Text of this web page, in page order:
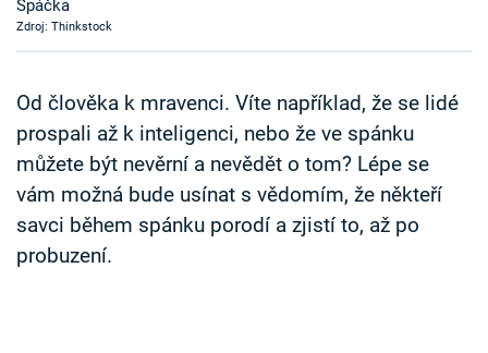
Sledujte nás
Spáčka
Zdroj: Thinkstock
Od člověka k mravenci. Víte například, že se lidé
prospali až k inteligenci, nebo že ve spánku
můžete být nevěrní a nevědět o tom? Lépe se
vám možná bude usínat s vědomím, že někteří
savci během spánku porodí a zjistí to, až po
probuzení.